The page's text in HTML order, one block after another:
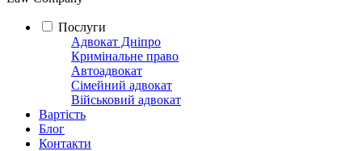
Послуги
Адвокат Дніпро
Кримінальне право
Автоадвокат
Сімейний адвокат
Військовий адвокат
Вартість
Блог
Контакти